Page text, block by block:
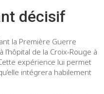
décisif
la Première Guerre
de la Croix-Rouge à
expérience lui permet
intégrera habilement